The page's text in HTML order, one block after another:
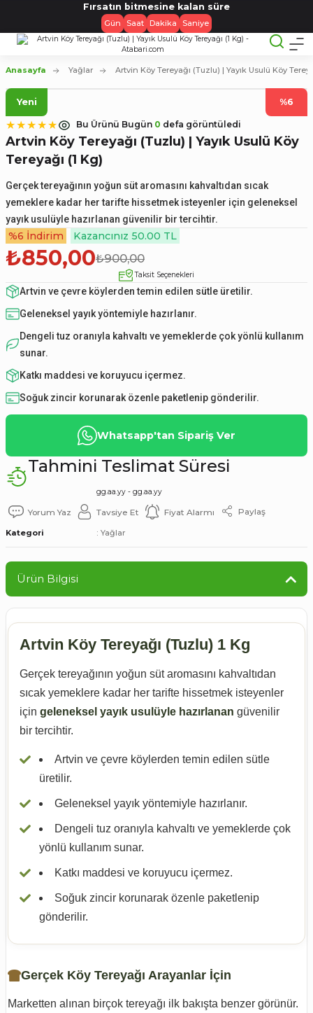
Fırsatın bitmesine kalan süre
Gün Saat Dakika Saniye
Anasayfa Yağlar Artvin Köy Tereyağı (Tuzlu) | Yayık Usulü Köy
Yeni %6
Bu Ürünü Bugün 0 defa görüntüledi
Artvin Köy Tereyağı (Tuzlu) | Yayık Usulü Köy
Tereyağı (1 Kg)
Gerçek tereyağının yoğun süt aromasını kahvaltıdan sıcak
yemeklere kadar her tarifte hissetmek isteyenler için geleneksel
yayık usulüyle hazırlanan güvenilir bir tercihtir.
%6 İndirim Kazancınız 50.00 TL
₺850,00₺900,00
Taksit Seçenekleri
Kategori Yağlar
Tahmini Teslimat Süresi
gg.aa.yy - gg.aa.yy
Yorum Yaz Tavsiye Et Fiyat Alarmı Paylaş
Artvin ve çevre köylerden temin edilen sütle üretilir.
Geleneksel yayık yöntemiyle hazırlanır.
Dengeli tuz oranıyla kahvaltı ve yemeklerde çok yönlü kullanım
sunar.
Katkı maddesi ve koruyucu içermez.
Soğuk zincir korunarak özenle paketlenip gönderilir.
Whatsapp'tan Sipariş Ver
Ürün Bilgisi
Artvin Köy Tereyağı (Tuzlu) 1 Kg
Gerçek tereyağının yoğun süt aromasını kahvaltıdan
sıcak yemeklere kadar her tarifte hissetmek isteyenler
için geleneksel yayık usulüyle hazırlanan güvenilir
bir tercihtir.
Artvin ve çevre köylerden temin edilen sütle
üretilir.
Geleneksel yayık yöntemiyle hazırlanır.
Dengeli tuz oranıyla kahvaltı ve yemeklerde çok
yönlü kullanım sunar.
Katkı maddesi ve koruyucu içermez.
Soğuk zincir korunarak özenle paketlenip
gönderilir.
Gerçek Köy Tereyağı Arayanlar İçin
Marketten alınan birçok tereyağı ilk bakışta benzer görünür.